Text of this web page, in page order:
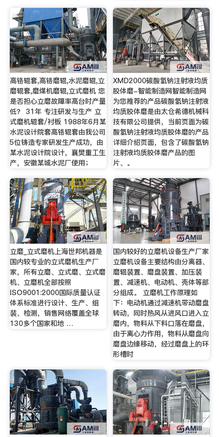
高铬辊套,高铬磨辊,水泥磨辊,立
磨辊套,磨煤机磨辊,立式磨机 您
是否担心立磨故障率高台时产量
低？ 31年 专注研发与生产 立
式磨机辊套/衬板 1988年6月某
水泥设计院套高铬辊套由我公司
5位铸造专家研发生产成功，由
某水泥设计院设计，襄樊重工生
产，安徽某城水泥厂使用；
XMD2000碳酸氢钠注射液均质
胶体磨-智能制造网智能制造网
为您推荐的产品碳酸氢钠注射液
均质胶体磨是由太仓希德机械科
技有限公司提供，当前页面为碳
酸氢钠注射液均质胶体磨的产品
详细介绍页面，包含了碳酸氢钠
注射液均质胶体磨产品的图
片、。
立磨_立式磨机上海世邦机器是
国内较专业的立式磨机生产厂
家，所有立磨、立式磨、立式磨
机、立磨机全部按照
ISO9001:2000国际质量认证
体系标准进行设计、生产、组
装、检测，销售网络覆盖全球
130多个国家和地 …
国内较好的立磨机设备生产厂家
立磨机设备主要结构由分离器、
磨辊装置、磨盘装置、加压装
置、减速机、电动机、壳体等部
分组成。 立磨机工作原理如
下：电动机通过减速机带动磨盘
转动，同时热风从进风口进入立
磨内，物料从下料口落在磨盘，
由于离心力作用，物料从磨盘向
磨盘边缘移动，经过磨盘上的环
形槽时